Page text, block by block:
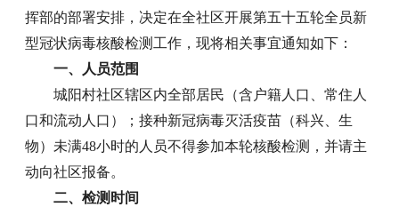
挥部的部署安排，决定在全社区开展第五十五轮全员新
型冠状病毒核酸检测工作，现将相关事宜通知如下：
一、人员范围
城阳村社区辖区内全部居民（含户籍人口、常住人
口和流动人口）；接种新冠病毒灭活疫苗（科兴、生
物）未满48小时的人员不得参加本轮核酸检测，并请主
动向社区报备。
二、检测时间